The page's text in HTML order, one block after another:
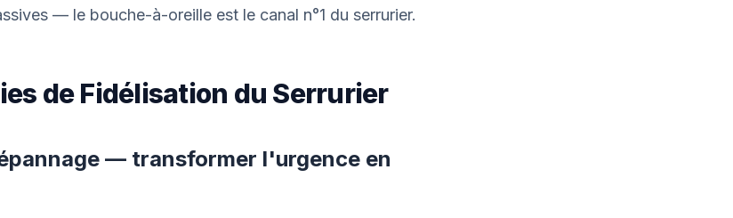
— le bouche-à-oreille est le canal n°1 du serrurier.
de Fidélisation du Serrurier
— transformer l'urgence en